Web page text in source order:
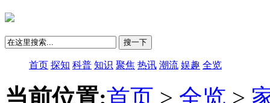
搜一下
首页 探知 科普 知识 聚焦 热讯 潮流 娱趣 全览
当前位置:首页 > 全览 >